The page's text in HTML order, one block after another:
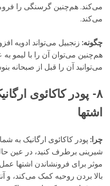
می‌کند. هم‌چنین گرسنگی را
می‌کند.
چگونه: زنجبیل می‌تواند ادویه‌
هم‌چنین می‌توان آن را با لیمو
می‌توانید آن را قبل از صبحانه
۸- پودر کاکائوی
اشتها
چرا: پودر کاکائوی ارگانیک به
شیرینی برطرف کنید، در عین
موثر برای فرونشاندن اشتها
بالا بردن روحیه کمک می‌کند، و